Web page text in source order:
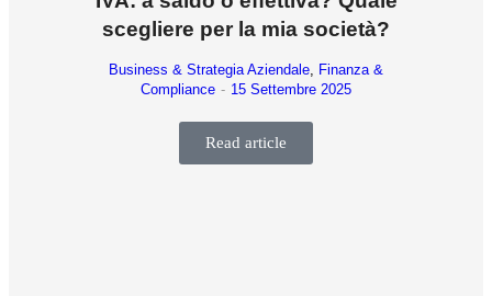
scegliere per la mia società?
Business & Strategia Aziendale, Finanza &
Compliance
15 Settembre 2025
Read article